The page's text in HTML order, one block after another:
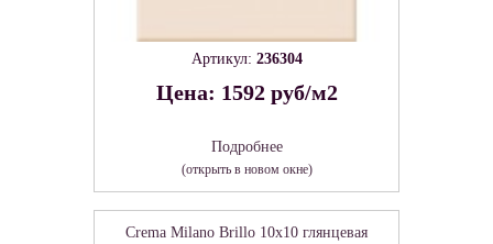
Артикул: 236304
Цена: 1592 руб/м2
Подробнее
(открыть в новом окне)
Crema Milano Brillo 10x10 глянцевая